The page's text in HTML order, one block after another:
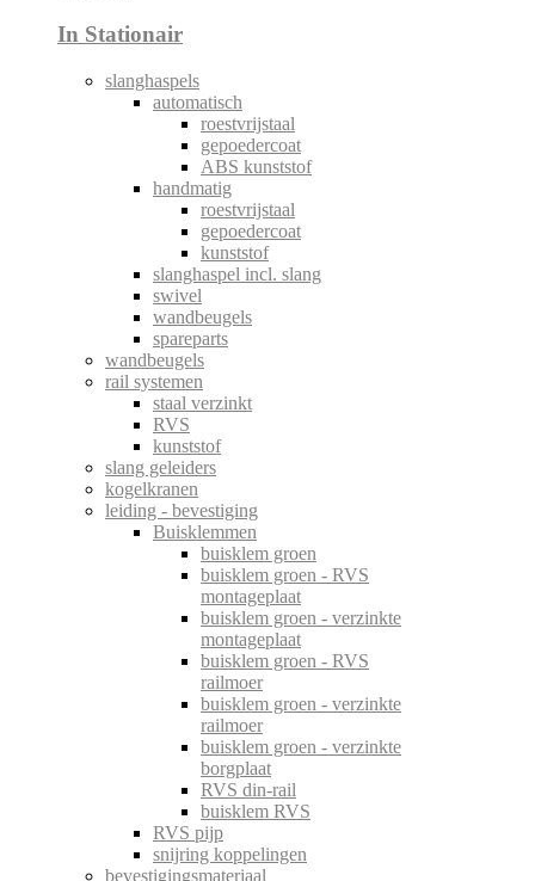
In Stationair
slanghaspels
automatisch
roestvrijstaal
gepoedercoat
ABS kunststof
handmatig
roestvrijstaal
gepoedercoat
kunststof
slanghaspel incl. slang
swivel
wandbeugels
spareparts
wandbeugels
rail systemen
staal verzinkt
RVS
kunststof
slang geleiders
kogelkranen
leiding - bevestiging
Buisklemmen
buisklem groen
buisklem groen - RVS
montageplaat
buisklem groen - verzinkte
montageplaat
buisklem groen - RVS
railmoer
buisklem groen - verzinkte
railmoer
buisklem groen - verzinkte
borgplaat
RVS din-rail
buisklem RVS
RVS pijp
snijring koppelingen
bevestigingsmateriaal